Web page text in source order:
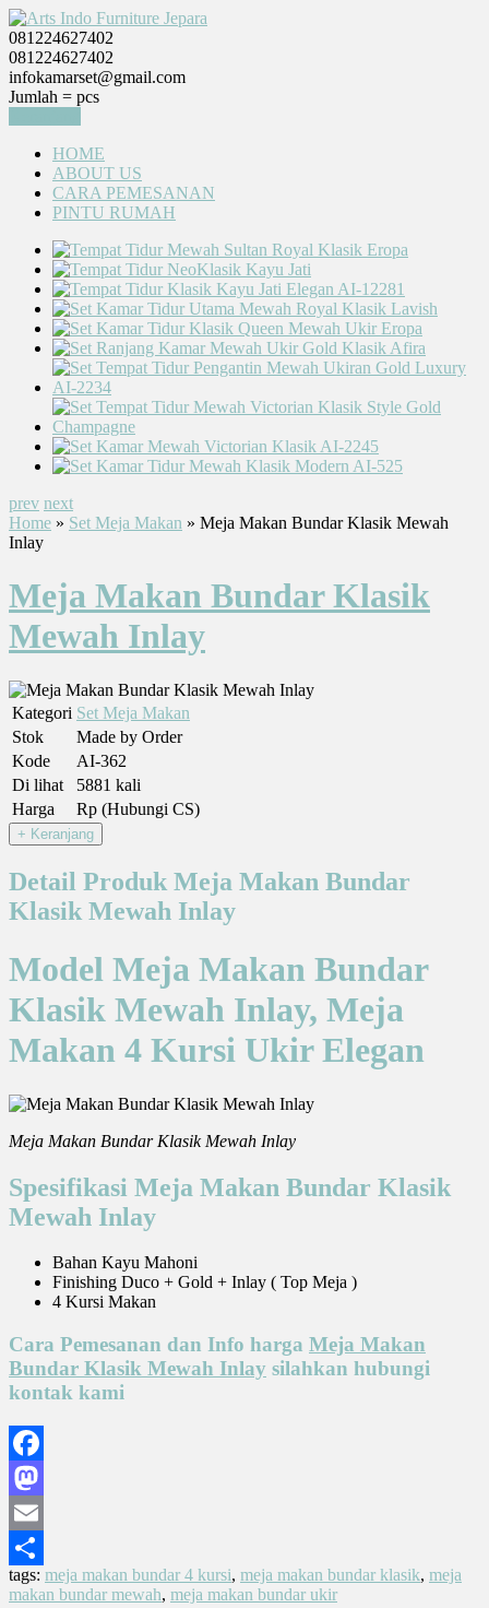
081224627402
081224627402
infokamarset@gmail.com
Jumlah = pcs
HOME
ABOUT US
CARA PEMESANAN
PINTU RUMAH
prev next
Home » Set Meja Makan » Meja Makan Bundar Klasik Mewah
Inlay
Meja Makan Bundar Klasik
Mewah Inlay
Kategori Set Meja Makan
Stok
Made by Order
Kode
AI-362
Di lihat
5881 kali
Harga
Rp (Hubungi CS)
Detail Produk Meja Makan Bundar
Klasik Mewah Inlay
Model Meja Makan Bundar
Klasik Mewah Inlay, Meja
Makan 4 Kursi Ukir Elegan
Meja Makan Bundar Klasik Mewah Inlay
Spesifikasi Meja Makan Bundar Klasik
Mewah Inlay
Bahan Kayu Mahoni
Finishing Duco + Gold + Inlay ( Top Meja )
4 Kursi Makan
Cara Pemesanan dan Info harga Meja Makan
Bundar Klasik Mewah Inlay silahkan hubungi
kontak kami
Facebook
Mastodon
Email
Share
tags: meja makan bundar 4 kursi, meja makan bundar klasik, meja
makan bundar mewah, meja makan bundar ukir